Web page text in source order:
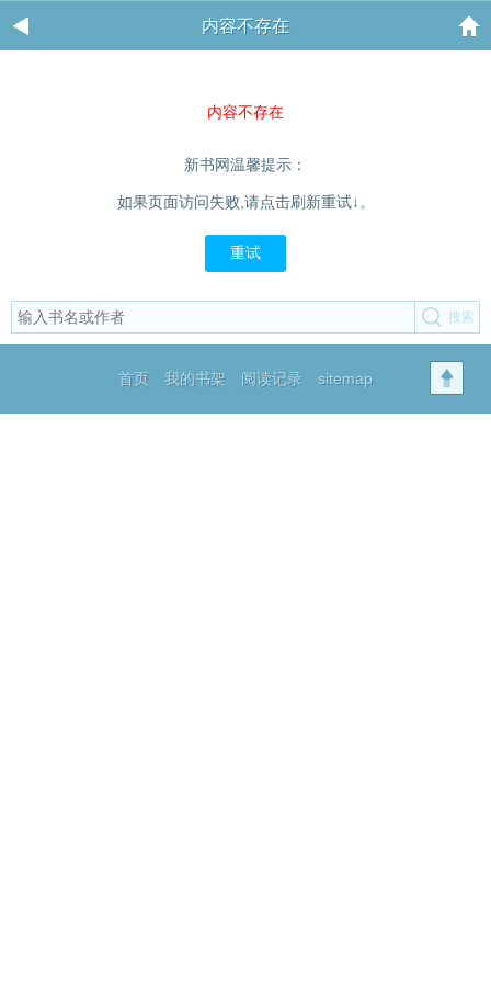
内容不存在
内容不存在
新书网温馨提示：
如果页面访问失败,请点击刷新重试↓。
重试
首页 我的书架 阅读记录 sitemap